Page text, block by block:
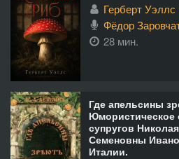
Герберт Уэллс
Фёдор
28 мин.
Где апельсины
Юмористическое
супругов
Семеновны
Италии.